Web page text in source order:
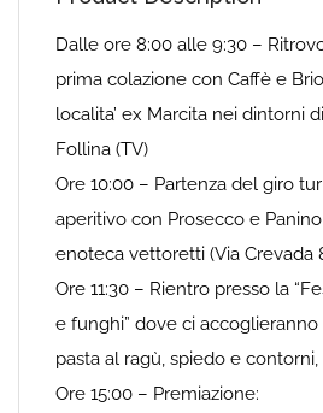
Dalle ore 8:00 alle 9:30 –
prima colazione con Caffè e
localita’ ex Marcita nei dintorni
Follina (TV)
Ore 10:00 – Partenza del giro
aperitivo con Prosecco e
enoteca vettoretti (Via Crevada
Ore 11:30 – Rientro presso la
e funghi” dove ci
pasta al ragù, spiedo e
Ore 15:00 – Premiazione: